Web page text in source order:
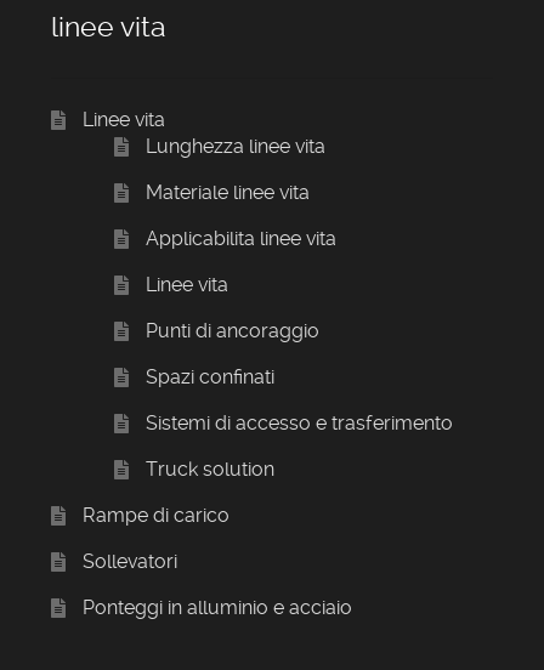
linee vita
Linee vita
Lunghezza linee vita
Materiale linee vita
Applicabilita linee vita
Linee vita
Punti di ancoraggio
Spazi confinati
Sistemi di accesso e trasferimento
Truck solution
Rampe di carico
Sollevatori
Ponteggi in alluminio e acciaio